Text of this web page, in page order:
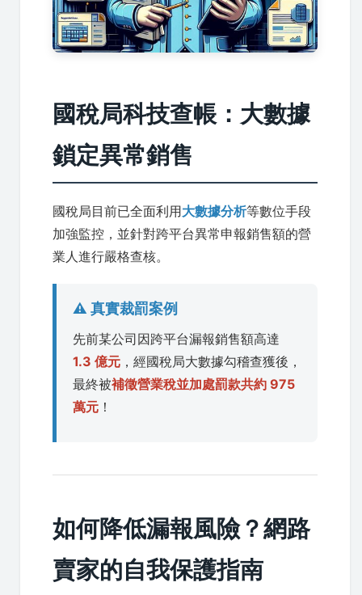
國稅局科技查帳：大數據
鎖定異常銷售
國稅局目前已全面利用大數據分析等數位手段
加強監控，並針對跨平台異常申報銷售額的營
業人進行嚴格查核。
⚠️ 真實裁罰案例
先前某公司因跨平台漏報銷售額高達
1.3 億元 ，經國稅局大數據勾稽查獲後，
最終被補徵營業稅並加處罰款共約 975
萬元 ！
如何降低漏報風險？網路
賣家的自我保護指南